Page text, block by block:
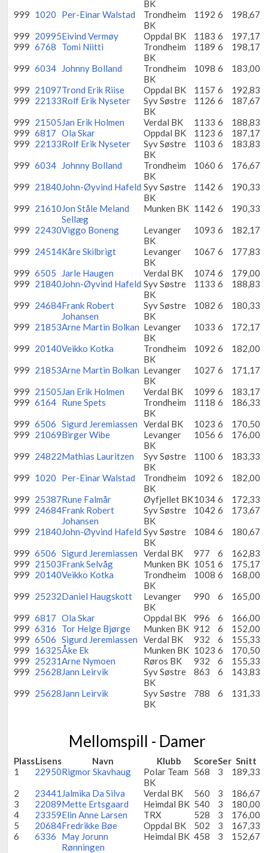
BK
999 1020 Per-Einar Walstad
Trondheim
BK
1192 6
198,67
999 20995Eivind Vermøy Oppdal BK 1183 6
197,17
999 6768 Tomi Niitti
Trondheim
BK
1189 6
198,17
999 6034 Johnny Bolland
Trondheim
BK
1098 6
183,00
999 21097Trond Erik Riise Oppdal BK 1157 6
192,83
999 22133Rolf Erik Nyseter
Syv Søstre
BK
1126 6
187,67
999 21505Jan Erik Holmen Verdal BK 1133 6
188,83
999 6817 Ola Skar Oppdal BK 1123 6
187,17
999 22133Rolf Erik Nyseter
Syv Søstre
BK
1103 6
183,83
999 6034 Johnny Bolland
Trondheim
BK
1060 6
176,67
999 21840John-Øyvind Hafeld Syv Søstre
BK
1142 6
190,33
999 21610Jon Ståle Meland
Sellæg
Munken BK 1142 6
190,33
999 22430Viggo Boneng
Levanger
BK
1093 6
182,17
999 24514Kåre Skilbrigt
Levanger
BK
1067 6
177,83
999 6505 Jarle Haugen Verdal BK 1074 6
179,00
999 21840John-Øyvind Hafeld Syv Søstre
BK
1133 6
188,83
999 24684Frank Robert
Johansen
Syv Søstre
BK
1082 6
180,33
999 21853Arne Martin Bolkan Levanger
BK
1033 6
172,17
999 20140Veikko Kotka
Trondheim
BK
1092 6
182,00
999 21853Arne Martin Bolkan Levanger
BK
1027 6
171,17
999 21505Jan Erik Holmen Verdal BK 1099 6
183,17
999 6164 Rune Spets
Trondheim
BK
1118 6
186,33
999 6506 Sigurd Jeremiassen Verdal BK 1023 6
170,50
999 21069Birger Wibe
Levanger
BK
1056 6
176,00
999 24822Mathias Lauritzen
Syv Søstre
BK
1100 6
183,33
999 1020 Per-Einar Walstad
Trondheim
BK
1092 6
182,00
999 25387Rune Falmår Øyfjellet BK1034 6
172,33
999 24684Frank Robert
Johansen
Syv Søstre
BK
1042 6
173,67
999 21840John-Øyvind Hafeld Syv Søstre
BK
1084 6
180,67
999 6506 Sigurd Jeremiassen Verdal BK 977 6
162,83
999 21503Frank Selvåg Munken BK 1051 6
175,17
999 20140Veikko Kotka
Trondheim
BK
1008 6
168,00
999 25232Daniel Haugskott
Levanger
BK
990 6
165,00
999 6817 Ola Skar Oppdal BK 996 6
166,00
999 6316 Tor Helge Bjørge Munken BK 912 6
152,00
999 6506 Sigurd Jeremiassen Verdal BK 932 6
155,33
999 16325Åke Ek Munken BK 1023 6
170,50
999 25231Arne Nymoen Røros BK 932 6
155,33
999 25628Jann Leirvik
Syv Søstre
BK
863 6
143,83
999 25628Jann Leirvik
Syv Søstre
BK
788 6 131,33
Mellomspill - Damer
PlassLisens Navn Klubb ScoreSer Snitt
1
22950Rigmor Skavhaug
Polar Team
BK
568 3
189,33
2
23441 Jalmika Da Silva Verdal BK 560 3
186,67
3
22089Mette Ertsgaard Heimdal BK 540 3
180,00
4
23359Elin Anne Larsen TRX 528 3
176,00
5
20684Fredrikke Bøe Oppdal BK 502 3
167,33
6
6336
May Jorunn
Rønningen
Heimdal BK 458 3 152,67